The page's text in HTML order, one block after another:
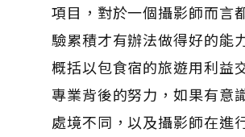
項目，對於一個攝影師而言
驗累積才有辦法做得好的能
概括以包食宿的旅遊用利益
專業背後的努力，如果有意
處境不同，以及攝影師在進